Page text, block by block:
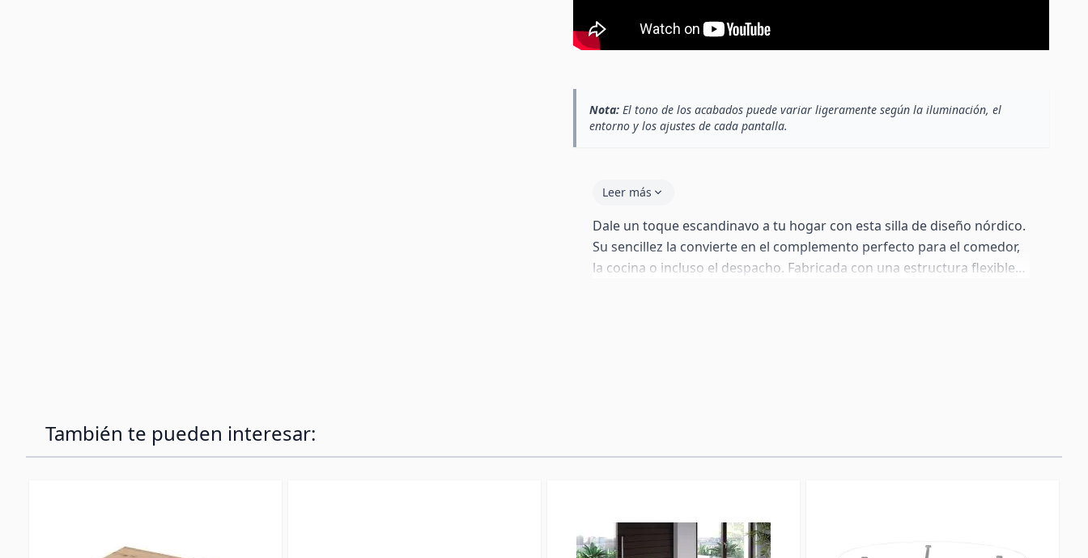
Nota: El tono de los acabados puede variar ligeramente según la iluminación, el
entorno y los ajustes de cada pantalla.
Leer más
Dale un toque escandinavo a tu hogar con esta silla de diseño nórdico.
Su sencillez la convierte en el complemento perfecto para el comedor,
la cocina o incluso el despacho. Fabricada con una estructura flexible
También te pueden interesar: